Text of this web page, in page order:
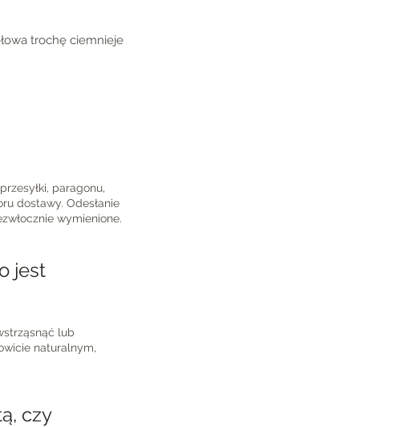
trochę ciemnieje
paragonu,
dostawy. Odesłanie
wymienione.
jest
lub
naturalnym,
czy